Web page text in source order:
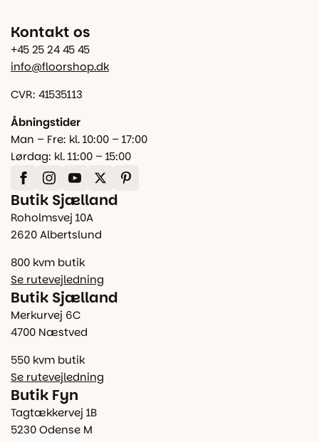
Kontakt os
+45 25 24 45 45
info@floorshop.dk
CVR: 41535113
Åbningstider
Man – Fre: kl. 10:00 – 17:00
Lørdag: kl. 11:00 – 15:00
Butik Sjælland
Roholmsvej 10A
2620 Albertslund
800 kvm butik
Se rutevejledning
Butik Sjælland
Merkurvej 6C
4700 Næstved
550 kvm butik
Se rutevejledning
Butik Fyn
Tagtækkervej 1B
5230 Odense M